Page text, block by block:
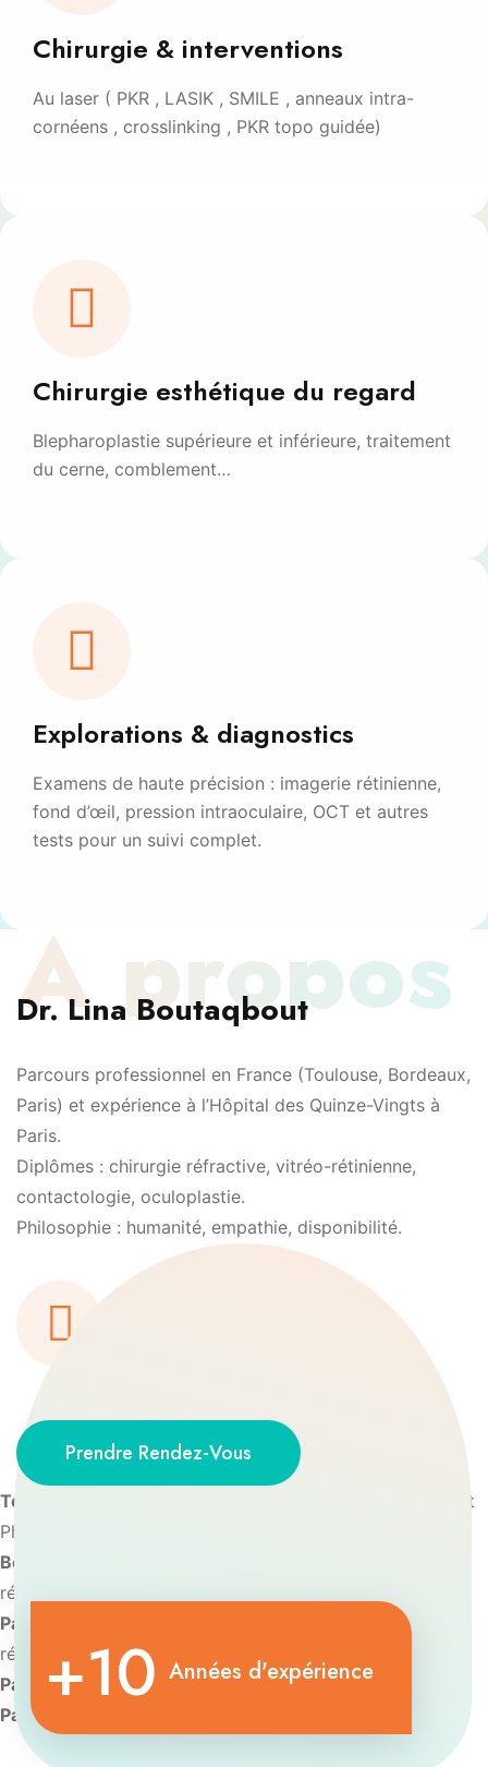
Chirurgie & interventions
Au laser ( PKR , LASIK , SMILE , anneaux intra-
cornéens , crosslinking , PKR topo guidée)
Chirurgie esthétique du regard
Blepharoplastie supérieure et inférieure, traitement
du cerne, comblement…
Explorations & diagnostics
Examens de haute précision : imagerie rétinienne,
fond d’œil, pression intraoculaire, OCT et autres
tests pour un suivi complet.
À propos
Dr. Lina Boutaqbout
Parcours professionnel en France (Toulouse, Bordeaux,
Paris) et expérience à l’Hôpital des Quinze-Vingts à
Paris.
Diplômes : chirurgie réfractive, vitréo-rétinienne,
contactologie, oculoplastie.
Philosophie : humanité, empathie, disponibilité.
Prendre Rendez-Vous
Toulouse:
Diplôme d’université de Chirurgie Réfractive et
Phacoémulsification
Bordeaux:
rétinienne
Paris:
Diplôme d’Université d’Imagerie et de pathologie
rétinienne
Paris: Diplôme d’Université de Contactologie.
Paris: +10 Années d'expérience